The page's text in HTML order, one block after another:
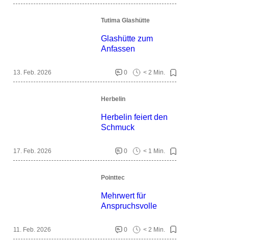
Tutima Glashütte
Glashütte zum
Anfassen
13. Feb. 2026 0 < 2 Min.
Herbelin
Herbelin feiert den
Schmuck
17. Feb. 2026 0 < 1 Min.
Pointtec
Mehrwert für
Anspruchsvolle
11. Feb. 2026 0 < 2 Min.